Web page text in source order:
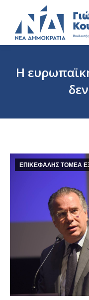
Η
ΕΠΙΚΕΦΑΛΗΣ ΤΟΜΕΑ